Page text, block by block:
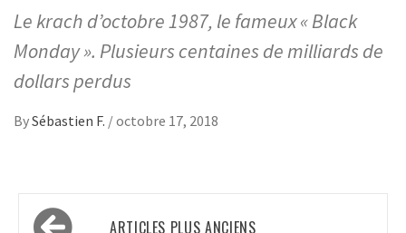
Le krach d’octobre 1987, le fameux « Black
Monday ». Plusieurs centaines de milliards de
dollars perdus
BySébastien F. /octobre 17, 2018
NavigationARTICLES PLUS ANCIENS